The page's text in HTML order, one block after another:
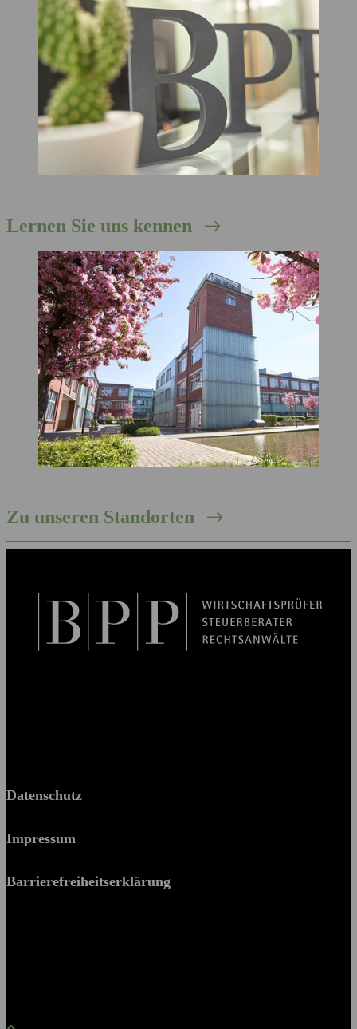
Lernen Sie uns kennen
Zu unseren Standorten
Datenschutz
Impressum
Barrierefreiheitserklärung